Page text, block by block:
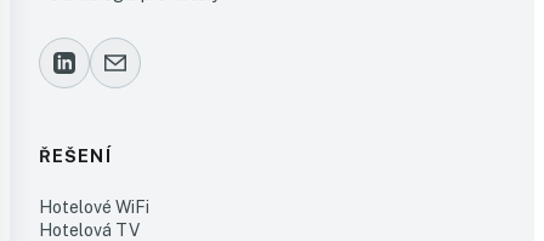
ŘEŠENÍ
Hotelové WiFi
Hotelová TV